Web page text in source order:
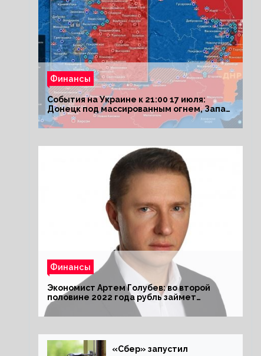
Финансы
События на Украине к 21:00 17 июля:
Донецк под массированным огнем, Запад
поставил Киеву ультиматум
Финансы
Экономист Артем Голубев: во второй
половине 2022 года рубль займет
комфортный курс
«Сбер» запустил